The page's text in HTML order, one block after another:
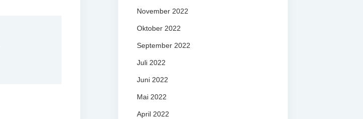
November 2022
Oktober 2022
September 2022
Juli 2022
Juni 2022
Mai 2022
April 2022